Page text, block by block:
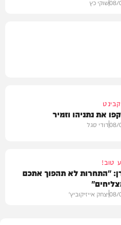
08/שוקי כץ
את נתניהו וזמיר
08/דודי סגל
טוב!
"התחרות לא תהפוך אתכם
08/יצחק אייזיקוביץ'